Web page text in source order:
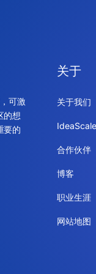
可激
的想
要的
关于
关于我们
合作伙伴
博客
职业生涯
网站地图